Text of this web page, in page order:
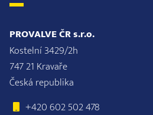
PROVALVE ČR s.r.o.
Kostelní 3429/2h
747 21 Kravaře
Česká republika
+420 602 502 478